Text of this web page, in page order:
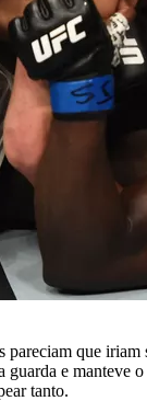
que iriam
guarda e manteve
tanto.